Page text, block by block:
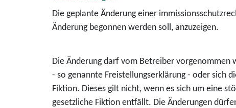
Die geplante Änderung einer
Änderung begonnen werden soll, anzuzeigen.
Die Änderung darf vom Betreiber vorgenommen
- so genannte Freistellungserklärung - oder sich
Fiktion. Dieses gilt nicht, wenn es sich um eine
gesetzliche Fiktion entfällt. Die Änderungen